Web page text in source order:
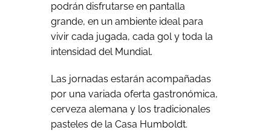
podrán disfrutarse en pantalla
grande, en un ambiente ideal para
vivir cada jugada, cada gol y toda la
intensidad del Mundial.
Las jornadas estarán acompañadas
por una variada oferta gastronómica,
cerveza alemana y los tradicionales
pasteles de la Casa Humboldt.